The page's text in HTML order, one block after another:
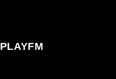
PLAYFM